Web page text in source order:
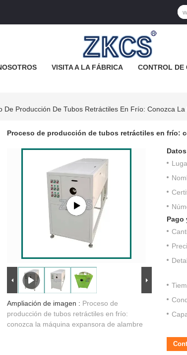
VISITA A LA FÁBRICA CONTROL DE
De Producción De Tubos Retráctiles En Frío: Conozca
Proceso de producción de tubos retráctiles en frío:
Ampliación de imagen : Proceso de
producción de tubos retráctiles en frío:
conozca la máquina expansora de alambre
Pago